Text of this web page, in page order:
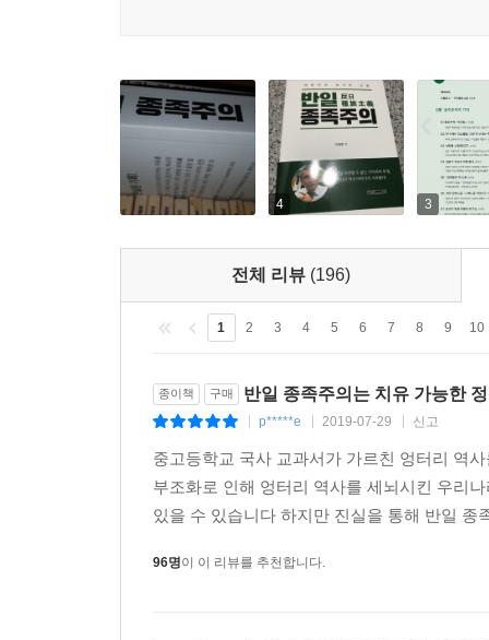
점입니다. 그들은 일본군 위안부와 미군 위안부는
이 어색한 불균형은 무엇 때문일까요. 제가 보기
종족주의가 그 해답입니다. 일본군 위안부 문제
그렇지만 미군 위안부 문제에 대해서는 그렇게
만, “나는 미군 위안부였다”고 고백한 여인은 그
다. 고백을 권유받은 여인이 있는 것으로 압니다
동하지 않기 때문입니다. 보호와 지원은커녕 ‘역
위안부 문제의 밑바닥에는 한국인의 일본에 대한
--- p.233
지금은 일본군 위안부 문제가 한일 간 최대, 가
상황입니다. 그러나 1990년 이전에는 그렇지 않
어느 나라가 전 국민을 몇 사람의 무녀가 벌이는
런 수준의 외교로 일관한다면 격동하는 국제사회
릅니다. 109년 전 나라를 한 번 망쳐본 민족입니
한국의 민족주의는 서양에서 발흥한 민족주의와
자체로 하나의 집단이며, 하나의 권위이며, 하나
적대감정. 온갖 거짓말이 만들어지고 퍼지는 것
선진화는 불가능하다. 선진화는커녕 후진화할
한국의 반일주의란 거짓으로 쌓아올린 바벨탑이
이 책의 주장이 결과적으로 현 한일 대립 상황에
양심에 따라 이 책을 썼음을 자부한다. 저자들은
진지한 검토를 바라고 있다.
일본의 식민 지배에 대한 한국인의 통념을 정면 부
책은 프롤로그와 본문 3부 및 에필로그로 이루
4 3
전체 리뷰 (196)
1 2 3 4 5 6 7 8 9 10
종이책 구매 반일 종족주의는 치유 가능한
p*****e 2019-07-29 신고
중고등학교 국사 교과서가 가르친 엉터리 역
부조화로 인해 엉터리 역사를 세뇌시킨 우리
있을 수 있습니다 하지만 진실을 통해 반일
96명이 이 리뷰를 추천합니다.